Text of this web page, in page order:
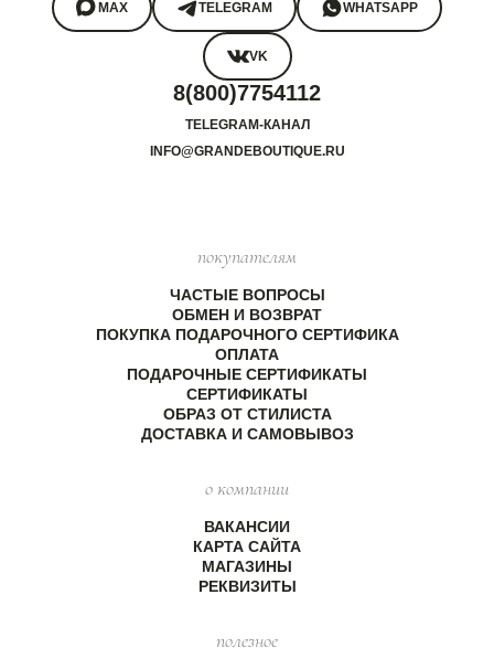
MAX TELEGRAM WHATSAPP
VK
8(800)7754112
TELEGRAM-КАНАЛ
INFO@GRANDEBOUTIQUE.RU
покупателям
ЧАСТЫЕ ВОПРОСЫ
ОБМЕН И ВОЗВРАТ
ПОКУПКА ПОДАРОЧНОГО СЕРТИФИКА
ОПЛАТА
ПОДАРОЧНЫЕ СЕРТИФИКАТЫ
СЕРТИФИКАТЫ
ОБРАЗ ОТ СТИЛИСТА
ДОСТАВКА И САМОВЫВОЗ
о компании
ВАКАНСИИ
КАРТА САЙТА
МАГАЗИНЫ
РЕКВИЗИТЫ
полезное